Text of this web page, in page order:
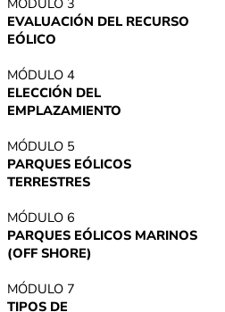
MÓDULO 3
EVALUACIÓN DEL RECURSO
EÓLICO
MÓDULO 4
ELECCIÓN DEL
EMPLAZAMIENTO
MÓDULO 5
PARQUES EÓLICOS
TERRESTRES
MÓDULO 6
PARQUES EÓLICOS MARINOS
(OFF SHORE)
MÓDULO 7
TIPOS DE